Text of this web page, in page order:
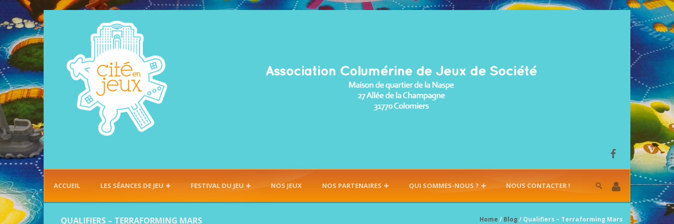
ACCUEIL LES SÉANCES DE JEU FESTIVAL DU JEU NOS JEUX NOS PARTENAIRES QUI SOMMES-NOUS ? NOUS CONTACTER !
QUALIFIERS – TERRAFORMING MARS Home / Blog/ Qualifiers – Terraforming Mars